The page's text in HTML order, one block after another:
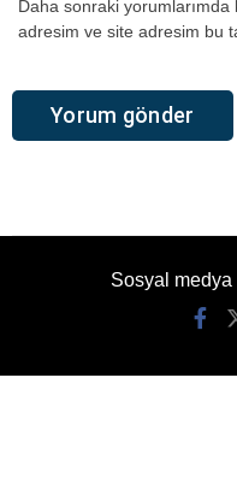
Daha sonraki yorumlarımda
adresim ve site adresim bu
Sosyal medya